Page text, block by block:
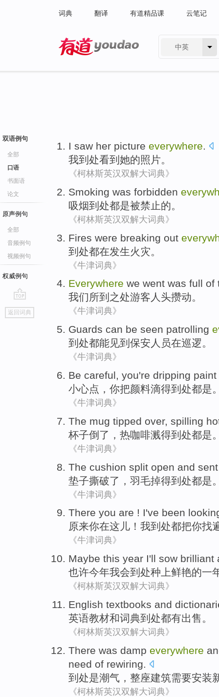
词典 翻译 有道精品课 云笔记
中英
双语例句
全部
口语
书面语
论文
原声例句
全部
音频例句
视频例句
权威例句
go
top
返回词典
I saw her picture everywhere.
我到处看到 她的照片。
《柯林斯英汉双解大词典》
Smoking was forbidden
吸烟到处都是被禁止的。
《柯林斯英汉双解大词典》
Fires were breaking out
到处都在发生火灾 。
《牛津词典》
Everywhere we went was full of
我们所到之处游客 人头攒动。
《牛津词典》
Guards can be seen patrolling
到处都能见到 保安 人员在巡逻。
《牛津词典》
Be careful, you're dripping paint
小心点， 你把颜料滴得到处都是
《牛津词典》
The mug tipped over, spilling
杯子倒 了， 热咖啡溅得到处都是
《牛津词典》
The cushion split open and
垫子撕破了， 羽毛掉得到处都是
《牛津词典》
There you are ! I've been
原来你在这儿 ！ 我到处都把你找
《牛津词典》
Maybe this year I'll sow brilliant
也许今年我会到处种上鲜艳的一
《柯林斯英汉双解大词典》
English textbooks and
英语教材和词典到处都有出售。
《柯林斯英汉双解大词典》
There was damp everywhere
need of rewiring.
到处是潮气， 整座建筑需要安装
《柯林斯英汉双解大词典》